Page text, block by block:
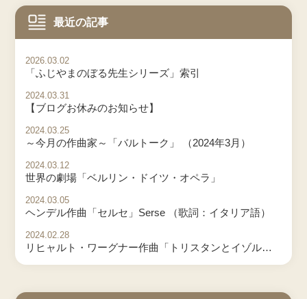
最近の記事
2026.03.02
「ふじやまのぼる先生シリーズ」索引
2024.03.31
【ブログお休みのお知らせ】
2024.03.25
～今月の作曲家～「バルトーク」 （2024年3月）
2024.03.12
世界の劇場「ベルリン・ドイツ・オペラ」
2024.03.05
ヘンデル作曲「セルセ」Serse （歌詞：イタリア語）
2024.02.28
リヒャルト・ワーグナー作曲「トリスタンとイゾルデ」 Tristan und Isolde Vol.3